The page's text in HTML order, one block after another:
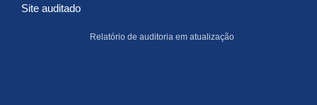
Site auditado
Relatório de auditoria em atualização